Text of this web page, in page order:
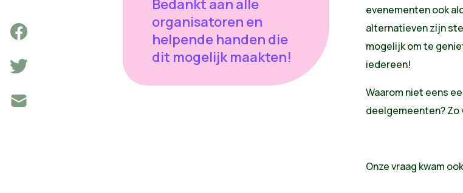
Bedankt aan alle
organisatoren en
helpende handen die
dit mogelijk maakten!
evenementen ook
alternatieven zijn
mogelijk om te
iedereen!
Waarom niet eens
deelgemeenten? Zo
Onze vraag kwam